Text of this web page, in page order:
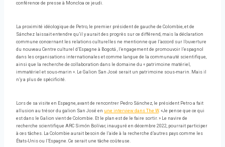
conférence de presse à Moncloa ce jeudi.
La proximité idéologique de Petro, le premier président de gauche de Colombie, et de
Sánchez laissait entendre qu’il y aurait des progrès sur ce différend, mais la déclaration
commune concernant les relations culturelles ne mentionne que l’accord sur l’ouverture
du nouveau Centre culturel d’Espagne à Bogotá , l’engagement de promouvoir l’espagnol
dans les organisations internationales et comme langue de la communauté scientifique,
ainsi que la recherche de collaboration dans le domaine du « patrimoine matériel,
immatériel et sous-marin ». Le Galion San José serait un patrimoine sous-marin. Mais il
n’y a plus de spécificité.
Lors de sa visite en Espagne, avant de rencontrer Pedro Sánchez, le président Petro a fait
allusion au trésor du galion San José en une interview dans The W. «Je pense que ce qui
est dans le Galion vient de Colombie. Et le plan est de le faire sortir. » Le navire de
recherche scientifique ARC Simón Bolívar, inauguré en décembre 2022, pourrait participer
à ces tâches. La Colombie aurait besoin de l’aide à la recherche d’autres pays comme les
États-Unis ou l’Espagne. Ce serait une tâche coûteuse.